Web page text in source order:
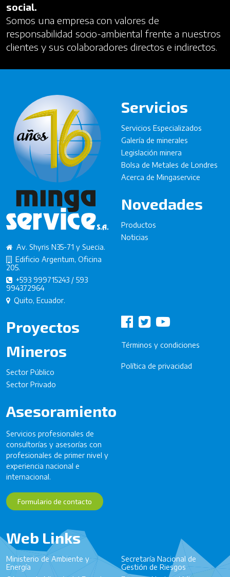
social.
Somos una empresa con valores de
responsabilidad socio-ambiental frente a nuestros
clientes y sus colaboradores directos e indirectos.
Av. Shyris N35-71 y Suecia.
Edificio Argentum, Oficina
205.
+593 999715243 / 593
994372964
Quito, Ecuador.
Servicios
Servicios Especializados
Galería de minerales
Legislación minera
Bolsa de Metales de Londres
Acerca de Mingaservice
Novedades
Productos
Noticias
Proyectos
Mineros
Sector Público
Sector Privado
Asesoramiento
Servicios profesionales de
consultorías y asesorías con
profesionales de primer nivel y
experiencia nacional e
internacional.
Formulario de contacto
Términos y condiciones
Política de privacidad
Web Links
Ministerio de Ambiente y
Energía
Secretaría Nacional de
Gestión de Riesgos